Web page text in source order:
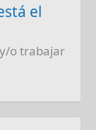
el
o trabajar